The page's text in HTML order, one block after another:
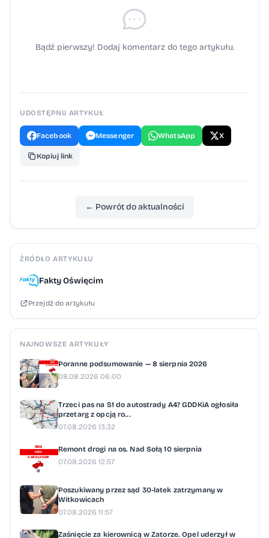
mandat w wysokości do 2500 złotych. Jeśli
sprawa trafi do sądu, grzywna może
wynieść do 5 tysięcy złotych.
Bądź pierwszy! Dodaj komentarz do tego artykułu.
UDOSTĘPNIJ ARTYKUŁ
Facebook Messenger WhatsApp X
Kopiuj link
← Powrót do aktualności
ŹRÓDŁO ARTYKUŁU
Fakty Oświęcim
Przejdź do artykułu
NAJNOWSZE ARTYKUŁY
Poranne podsumowanie — 8 sierpnia 2026
08.08.2026 06:00
Trzeci pas na S1 do autostrady A4? GDDKiA ogłosiła
przetarg z opcją ro...
07.08.2026 13:32
Remont drogi na os. Nad Sołą 10 sierpnia
07.08.2026 12:57
Poszukiwany przez sąd 30-latek zatrzymany w
Witkowicach
07.08.2026 11:57
Zaśnięcie za kierownicą w Zatorze. Opel uderzył w